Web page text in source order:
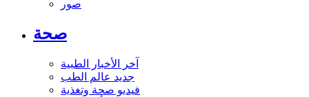
صور
صحة
آخر الأخبار الطبية
جديد عالم الطب
فيديو صحة وتغذية